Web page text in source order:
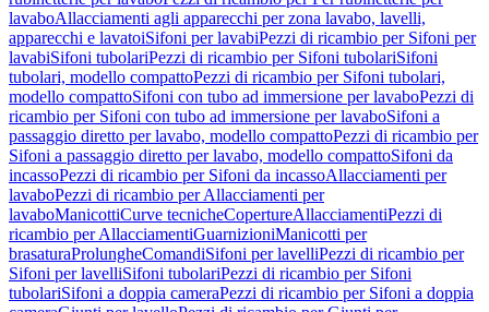
lavaboAllacciamenti agli apparecchi per zona lavabo, lavelli,
apparecchi e lavatoiSifoni per lavabiPezzi di ricambio per Sifoni per
lavabiSifoni tubolariPezzi di ricambio per Sifoni tubolariSifoni
tubolari, modello compattoPezzi di ricambio per Sifoni tubolari,
modello compattoSifoni con tubo ad immersione per lavaboPezzi di
ricambio per Sifoni con tubo ad immersione per lavaboSifoni a
passaggio diretto per lavabo, modello compattoPezzi di ricambio per
Sifoni a passaggio diretto per lavabo, modello compattoSifoni da
incassoPezzi di ricambio per Sifoni da incassoAllacciamenti per
lavaboPezzi di ricambio per Allacciamenti per
lavaboManicottiCurve tecnicheCopertureAllacciamentiPezzi di
ricambio per AllacciamentiGuarnizioniManicotti per
brasaturaProlungheComandiSifoni per lavelliPezzi di ricambio per
Sifoni per lavelliSifoni tubolariPezzi di ricambio per Sifoni
tubolariSifoni a doppia cameraPezzi di ricambio per Sifoni a doppia